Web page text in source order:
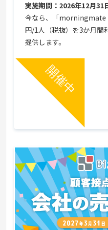
実施期間：2026年12月31
今なら、「morningmate
円/1人（税抜）を3か月間
提供します。